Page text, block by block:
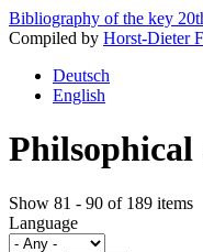
Bibliography of the key
Compiled by Horst-Dieter
Deutsch
English
Show 81 - 90 of 189 items
Language